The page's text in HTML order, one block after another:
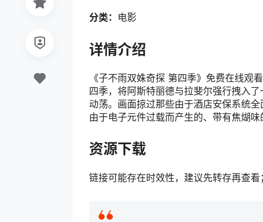
分类： 电影
详情介绍
《子不雨双姝奇探 第四季》免费在线
四季，将阿斯特丽德与拉斐尔强行拽入
动荡。画面掠过那些由于酒店安保系统
由于电子元件过载而产生的、带有焦煳
资源下载
链接可能存在时效性，建议先转存再查